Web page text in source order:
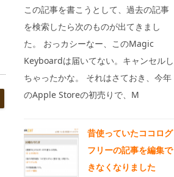
この記事を書こうとして、過去の記事
を検索したら次のものが出てきまし
た。 おっカシーなー、このMagic
Keyboardは届いてない。キャンセルし
ちゃったかな。 それはさておき、今年
のApple Storeの初売りで、M
昔使っていたココログ
フリーの記事を編集で
きなくなりました